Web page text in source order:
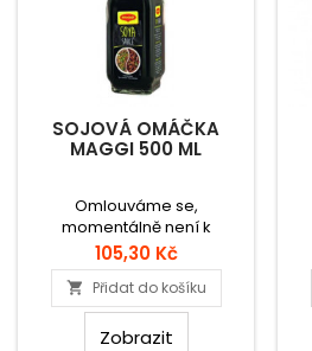
SOJOVÁ OMÁČKA
MAGGI 500 ML
Omlouváme se,
momentálně není k
dispozici.
Cena
105,30 Kč
 Přidat do košíku
Zobrazit